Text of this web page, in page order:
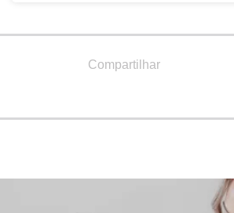
Compartilhar